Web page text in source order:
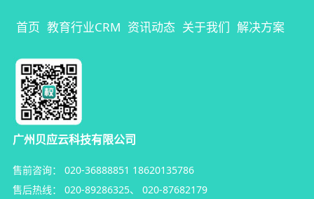
首页 教育行业CRM 资讯动态 关于我们 解决方案
广州贝应云科技有限公司
售前咨询： 020-36888851 18620135786
售后热线：
020-89286325、 020-87682179